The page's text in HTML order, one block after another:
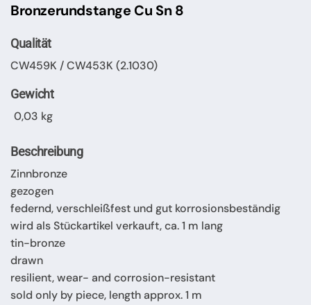
Bronzerundstange Cu Sn 8
Qualität
CW459K / CW453K (2.1030)
Gewicht
0,03 kg
Beschreibung
Zinnbronze
gezogen
federnd, verschleißfest und gut korrosionsbeständig
wird als Stückartikel verkauft, ca. 1 m lang
tin-bronze
drawn
resilient, wear- and corrosion-resistant
sold only by piece, length approx. 1 m